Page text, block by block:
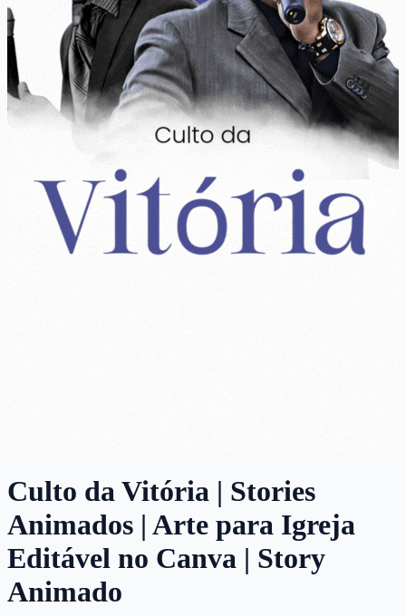
Culto da Vitória | Stories
Animados | Arte para Igreja
Editável no Canva | Story
Animado